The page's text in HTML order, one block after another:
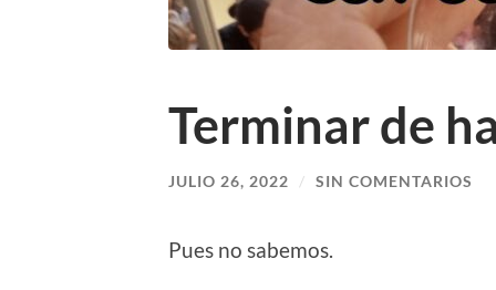
Terminar de
JULIO 26, 2022 / SIN COMENTARIOS
Pues no sabemos.